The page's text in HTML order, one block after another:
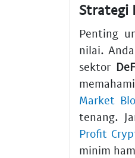
Strategi
Penting
nilai.
sektor
Market
tenang.
Profit
minim